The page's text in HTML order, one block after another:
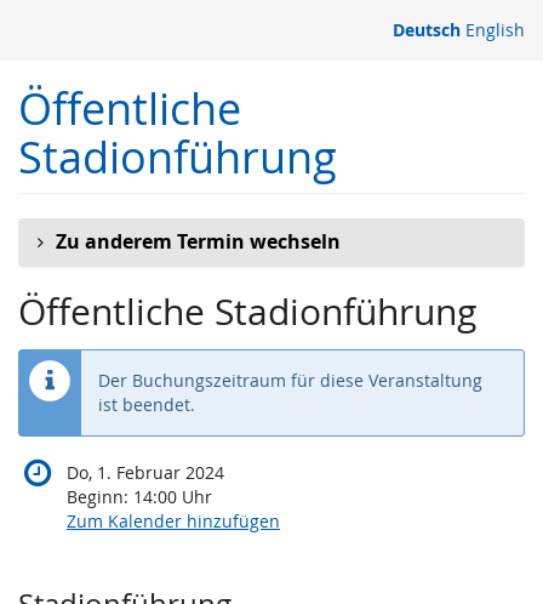
springen
Deutsch English
Öffentliche
Stadionführung
Zu anderem Termin wechseln
Öffentliche Stadionführung
Der Buchungszeitraum für diese Veranstaltung
ist beendet.
Do, 1. Februar 2024
Beginn: 14:00 Uhr
Zum Kalender hinzufügen